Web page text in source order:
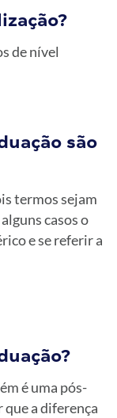
de nível
são
termos sejam
casos o
e se referir a
é uma pós-
a diferença